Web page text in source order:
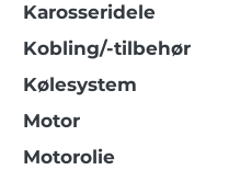
Karosseridele
Kobling/-tilbehør
Kølesystem
Motor
Motorolie